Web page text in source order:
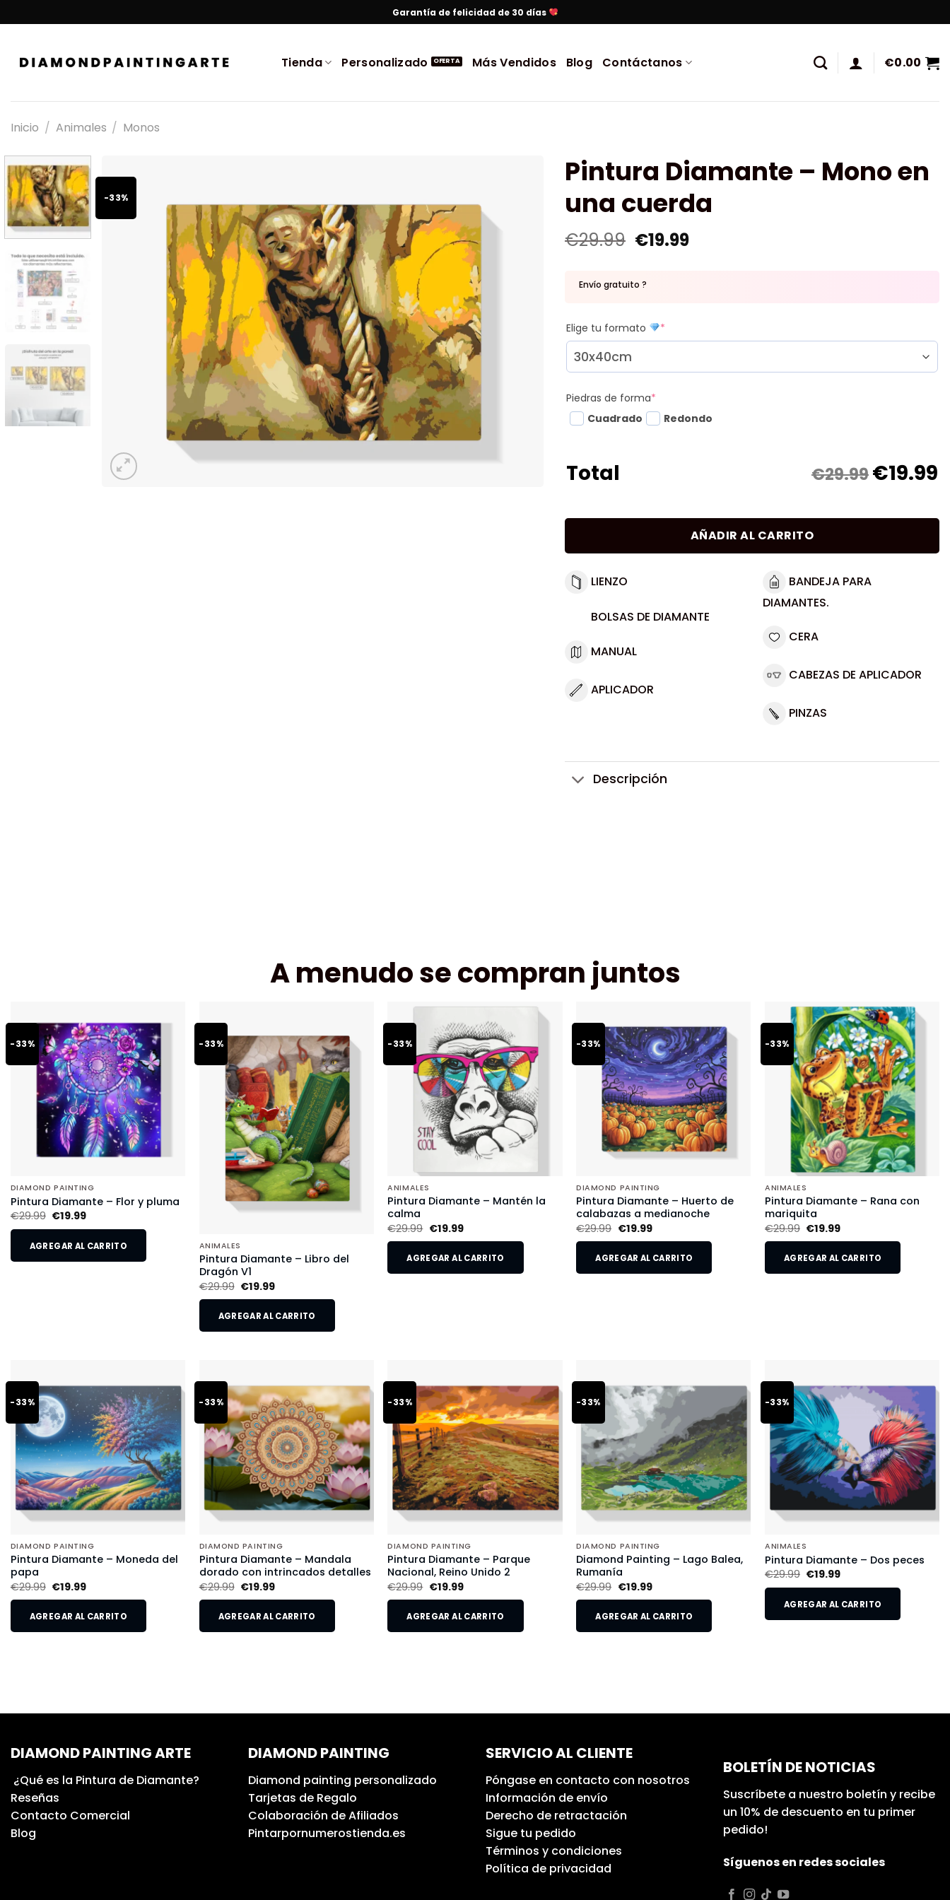
Garantía de felicidad de 30 días
Tienda Personalizado Más Vendidos Blog Contáctanos €0.00
Inicio / Animales / Monos
-33%
Pintura Diamante – Mono en
una cuerda
€29.99 €19.99
Envío gratuito ?
Elige tu formato *
Piedras de forma*
Cuadrado
Redondo
Total €29.99€19.99
AÑADIR AL CARRITO
LIENZO
BOLSAS DE DIAMANTE
MANUAL
APLICADOR
BANDEJA PARA
DIAMANTES.
CERA
CABEZAS DE APLICADOR
PINZAS
Descripción
A menudo se compran juntos
-33%
DIAMOND PAINTING
Pintura Diamante – Flor y pluma
€29.99 €19.99
AGREGAR AL CARRITO
-33%
ANIMALES
Pintura Diamante – Libro del
Dragón V1
€29.99 €19.99
AGREGAR AL CARRITO
-33%
ANIMALES
Pintura Diamante – Mantén la
calma
€29.99 €19.99
AGREGAR AL CARRITO
-33%
DIAMOND PAINTING
Pintura Diamante – Huerto de
calabazas a medianoche
€29.99 €19.99
AGREGAR AL CARRITO
-33%
ANIMALES
Pintura Diamante – Rana con
mariquita
€29.99 €19.99
AGREGAR AL CARRITO
-33%
DIAMOND PAINTING
Pintura Diamante – Moneda del
papa
€29.99 €19.99
AGREGAR AL CARRITO
-33%
DIAMOND PAINTING
Pintura Diamante – Mandala
dorado con intrincados detalles
€29.99 €19.99
AGREGAR AL CARRITO
-33%
DIAMOND PAINTING
Pintura Diamante – Parque
Nacional, Reino Unido 2
€29.99 €19.99
AGREGAR AL CARRITO
-33%
DIAMOND PAINTING
Diamond Painting – Lago Balea,
Rumanía
€29.99 €19.99
AGREGAR AL CARRITO
-33%
ANIMALES
Pintura Diamante – Dos peces
€29.99 €19.99
AGREGAR AL CARRITO
DIAMOND PAINTING ARTE
¿Qué es la Pintura de Diamante?
Reseñas
Contacto Comercial
Blog
DIAMOND PAINTING
Diamond painting personalizado
Tarjetas de Regalo
Colaboración de Afiliados
Pintarpornumerostienda.es
SERVICIO AL CLIENTE
Póngase en contacto con nosotros
Información de envío
Derecho de retractación
Sigue tu pedido
Términos y condiciones
Política de privacidad
BOLETÍN DE NOTICIAS
Suscríbete a nuestro boletín y recibe
un 10% de descuento en tu primer
pedido!
Síguenos en redes sociales